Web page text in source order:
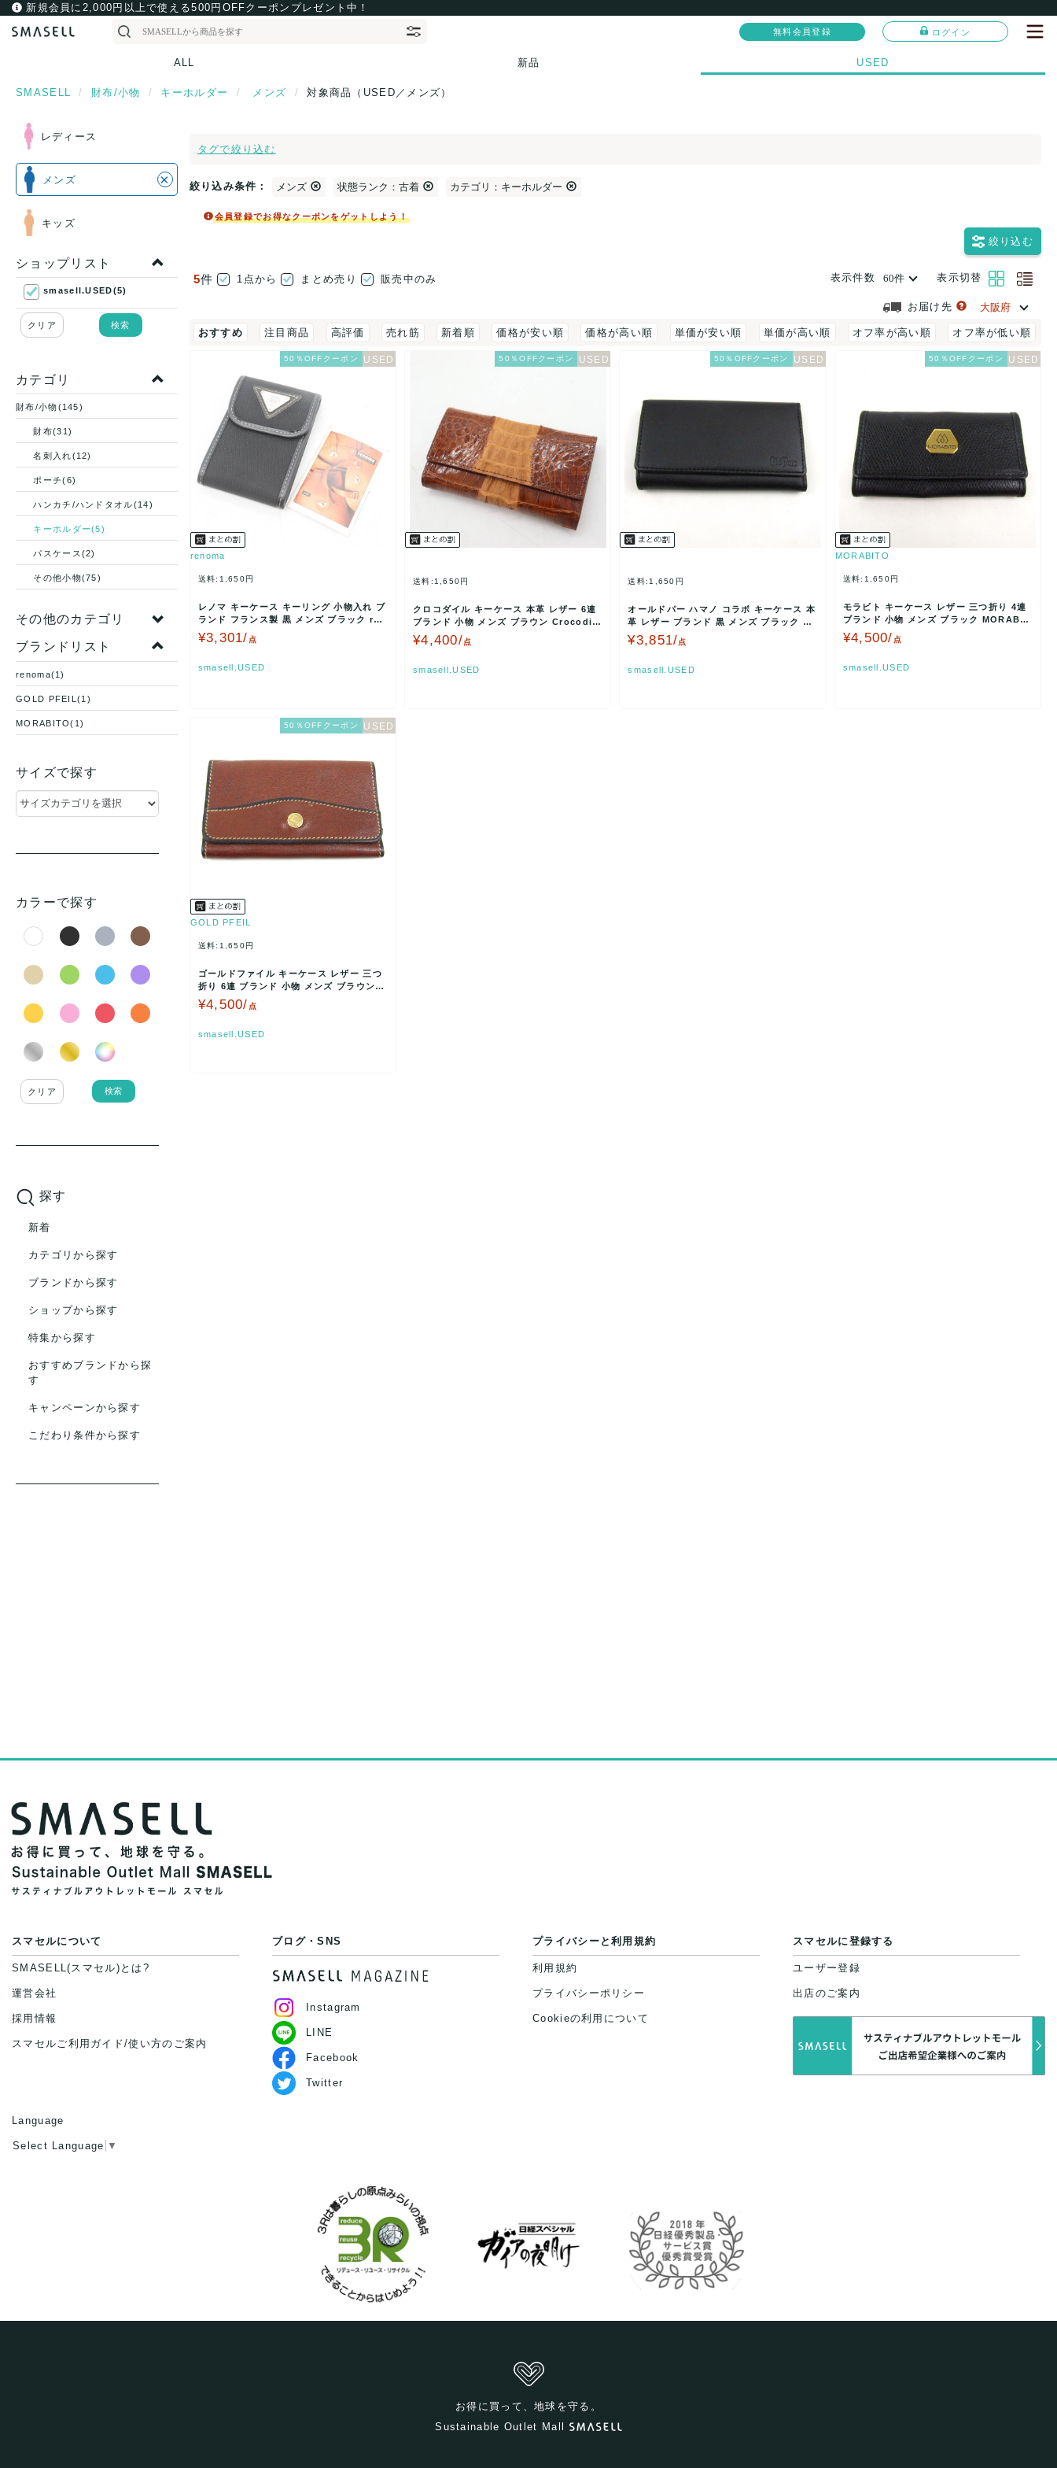
新規会員に2,000円以上で使える500円OFFクーポンプレゼント中！
無料会員登録 ログイン
ALL 新品 USED
SMASELL 財布/小物 キーホルダー メンズ 対象商品（USED／メンズ）
レディース
メンズ ×
キッズ
ショップリスト
smasell.USED(5)
クリア 検索
カテゴリ
財布/小物(145)
財布(31)
名刺入れ(12)
ポーチ(6)
ハンカチ/ハンドタオル(14)
キーホルダー(5)
パスケース(2)
その他小物(75)
その他のカテゴリ
ブランドリスト
renoma(1)
GOLD PFEIL(1)
MORABITO(1)
サイズで探す
カラーで探す
クリア 検索
探す
新着
カテゴリから探す
ブランドから探す
ショップから探す
特集から探す
おすすめブランドから探
す
キャンペーンから探す
こだわり条件から探す
タグで絞り込む
絞り込み条件： メンズ 状態ランク：古着 カテゴリ：キーホルダー
会員登録でお得なクーポンをゲットしよう！
絞り込む
5件 1点から まとめ売り 販売中のみ 表示件数 表示切替
お届け先
おすすめ 注目商品 高評価 売れ筋 新着順 価格が安い順 価格が高い順 単価が安い順 単価が高い順 オフ率が高い順 オフ率が低い順
50％OFFクーポン
renoma
送料:1,650円
レノマ キーケース キーリング 小物入れ ブ
ランド フランス製 黒 メンズ ブラック ren
oma …
¥3,301/ 点
smasell.USED
50％OFFクーポン
送料:1,650円
クロコダイル キーケース 本革 レザー 6連
ブランド 小物 メンズ ブラウン Crocodile
…
¥4,400/点
smasell.USED
50％OFFクーポン
送料:1,650円
オールドパー ハマノ コラボ キーケース 本
革 レザー ブランド 黒 メンズ ブラック Ol
d Pa…
¥3,851/点
smasell.USED
50％OFFクーポン
MORABITO
送料:1,650円
モラビト キーケース レザー 三つ折り 4連
ブランド 小物 メンズ ブラック MORABIT
O 【…
¥4,500/ 点
smasell.USED
50％OFFクーポン
GOLD PFEIL
送料:1,650円
ゴールドファイル キーケース レザー 三つ
折り 6連 ブランド 小物 メンズ ブラウン G
OLD P…
¥4,500/ 点
smasell.USED
スマセルについて
SMASELL(スマセル)とは?
運営会社
採用情報
スマセルご利用ガイド/使い方のご案内
ブログ・SNS
Instagram
LINE
Facebook
Twitter
プライバシーと利用規約
利用規約
プライバシーポリシー
Cookieの利用について
スマセルに登録する
ユーザー登録
出店のご案内
Language
Select Language ▼
お得に買って、地球を守る。
Sustainable Outlet Mall